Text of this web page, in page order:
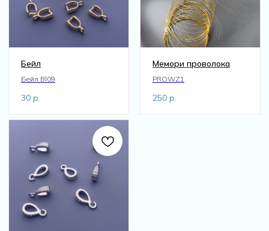
Бейл
Бейл Bl09
30 р.
Мемори проволока
PROWZ1
250 р.